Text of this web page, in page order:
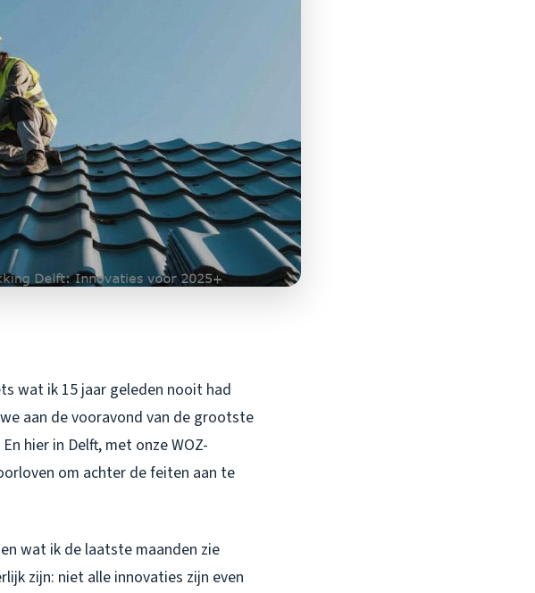
wat ik 15 jaar geleden nooit had
aan de vooravond van de grootste
hier in Delft, met onze WOZ-
om achter de feiten aan te
wat ik de laatste maanden zie
zijn: niet alle innovaties zijn even